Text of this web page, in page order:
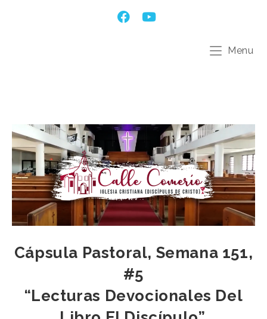
Menu
Cápsula Pastoral, Semana 151,
#5
“Lecturas Devocionales Del